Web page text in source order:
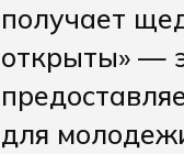
получает
открыты» —
для